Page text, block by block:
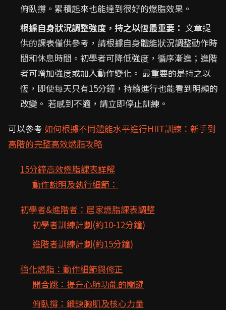
俯臥撐。累積起來也能達到很好的燃脂效果。
根據自身狀況調整強度，持之以恆最重要： 文章提
供的課表僅供參考，請根據自身體能狀況調整動作時
間和休息時間。初學者可降低強度，循序漸進；進階
者可增加強度或加入動作變化。 最重要的是持之以
恆，即使每天只有15分鐘，持續進行也能看到明顯的
改變。 若感到不適，請立即停止訓練。
可以參考 如何根據不同體能水平進行HIIT訓練：新手到
高階的完整高效燃脂攻略
15分鐘高效燃脂課表詳解
動作說明及執行細節：
初學者&進階者：居家燃脂課表調整
初學者訓練計劃(約10-12分鐘)
進階者訓練計劃(約15分鐘)
強化燃脂：動作細節與修正
開合跳：提升心肺功能的關鍵
俯臥撐：鍛鍊胸肌及核心力量